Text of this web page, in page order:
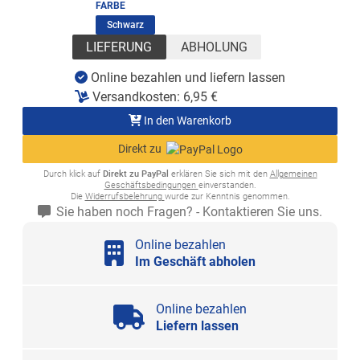
FARBE
Schwarz(ausgewählt)
LIEFERUNG ABHOLUNG
Online bezahlen und liefern lassen
Versandkosten: 6,95 €
In den Warenkorb
Direkt zu
Durch klick auf Direkt zu PayPal erklären Sie sich mit den Allgemeinen
Geschäftsbedingungen einverstanden.
Die Widerrufsbelehrung wurde zur Kenntnis genommen.
Sie haben noch Fragen? - Kontaktieren Sie uns.
Online bezahlen
Im Geschäft abholen
Online bezahlen
Liefern lassen